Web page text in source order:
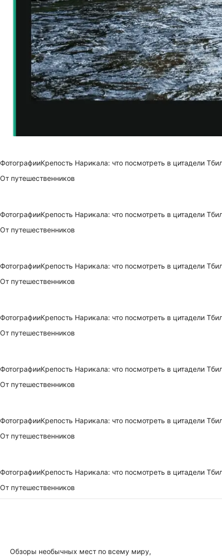
ФотографииКрепость Нарикала: что посмотреть в цитадели
От путешественников
ФотографииКрепость Нарикала: что посмотреть в цитадели
От путешественников
ФотографииКрепость Нарикала: что посмотреть в цитадели
От путешественников
ФотографииКрепость Нарикала: что посмотреть в цитадели
От путешественников
ФотографииКрепость Нарикала: что посмотреть в цитадели
От путешественников
ФотографииКрепость Нарикала: что посмотреть в цитадели
От путешественников
ФотографииКрепость Нарикала: что посмотреть в цитадели
От путешественников
Обзоры необычных мест по всему миру,